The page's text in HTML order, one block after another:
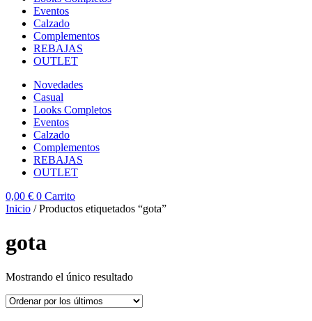
Eventos
Calzado
Complementos
REBAJAS
OUTLET
Novedades
Casual
Looks Completos
Eventos
Calzado
Complementos
REBAJAS
OUTLET
0,00 € 0 Carrito
Inicio / Productos etiquetados “gota”
gota
Mostrando el único resultado